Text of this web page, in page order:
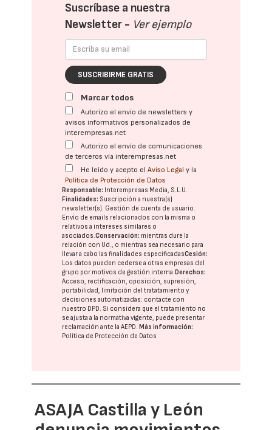
Suscríbase a nuestra
Newsletter - Ver ejemplo
SUSCRIBIRME GRATIS
Marcar todos
Autorizo el envío de newsletters y
avisos informativos personalizados de
interempresas.net
Autorizo el envío de comunicaciones
de terceros vía interempresas.net
He leído y acepto elAviso Legal y la
Política de Protección de Datos
Responsable: Interempresas Media, S.L.U.
Finalidades: Suscripción a nuestra(s)
newsletter(s). Gestión de cuenta de usuario.
Envío de emails relacionados con la misma o
relativos a intereses similares o
asociados.Conservación: mientras dure la
relación con Ud., o mientras sea necesario para
llevar a cabo las finalidades especificadasCesión:
Los datos pueden cederse a otras empresas del
grupo por motivos de gestión interna.Derechos:
Acceso, rectificación, oposición, supresión,
portabilidad, limitación del tratatamiento y
decisiones automatizadas: contacte con
nuestro DPD . Si considera que el tratamiento no
se ajusta a la normativa vigente, puede presentar
reclamación ante laAEPD .Más información:
Política de Protección de Datos
ASAJA Castilla y León